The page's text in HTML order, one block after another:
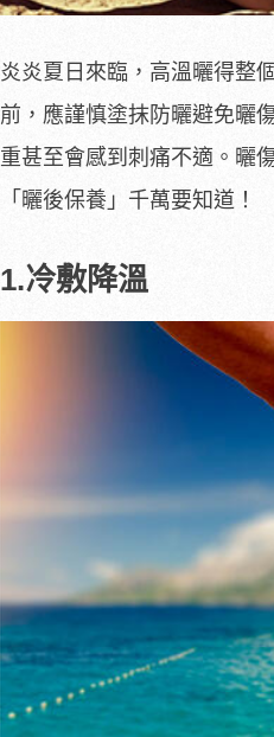
炎炎夏日來臨，高溫曬得整
前，應謹慎塗抹防曬避免曬
重甚至會感到刺痛不適。曬
「曬後保養」千萬要知道！
1.冷敷降溫